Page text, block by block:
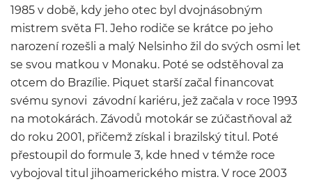
1985 v době, kdy jeho otec byl dvojnásobným
mistrem světa F1. Jeho rodiče se krátce po jeho
narození rozešli a malý Nelsinho žil do svých osmi let
se svou matkou v Monaku. Poté se odstěhoval za
otcem do Brazílie. Piquet starší začal financovat
svému synovi závodní kariéru, jež začala v roce 1993
na motokárách. Závodů motokár se zúčastňoval až
do roku 2001, přičemž získal i brazilský titul. Poté
přestoupil do formule 3, kde hned v témže roce
vybojoval titul jihoamerického mistra. V roce 2003